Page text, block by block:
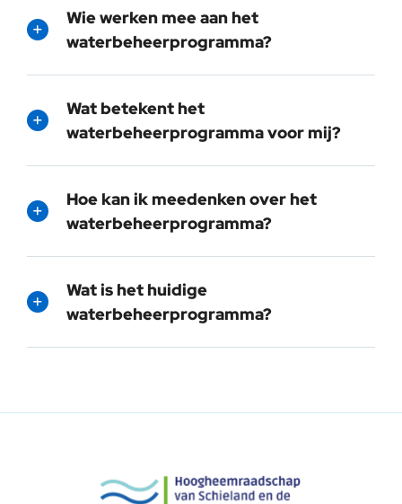
Wie werken mee aan het
waterbeheerprogramma?
Wat betekent het
waterbeheerprogramma voor mij?
Hoe kan ik meedenken over het
waterbeheerprogramma?
Wat is het huidige
waterbeheerprogramma?